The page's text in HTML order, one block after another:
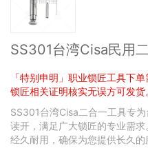
SS301台湾Cisa民用
「特别申明」职业锁匠工具下
锁匠相关证明核实无误方可发货
SS301台湾Cisa二合一工具专
读开，满足广大锁匠的专业需求
经久耐用，确保为您提供长久的